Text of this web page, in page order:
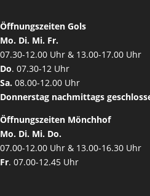
Öffnungszeiten Gols
Mo. Di. Mi. Fr.
07.30-12.00 Uhr & 13.00-17.00 Uhr
Do. 07.30-12 Uhr
Sa. 08.00-12.00 Uhr
Donnerstag nachmittags
Öffnungszeiten Mönchhof
Mo. Di. Mi. Do.
07.00-12.00 Uhr & 13.00-16.30 Uhr
Fr. 07.00-12.45 Uhr